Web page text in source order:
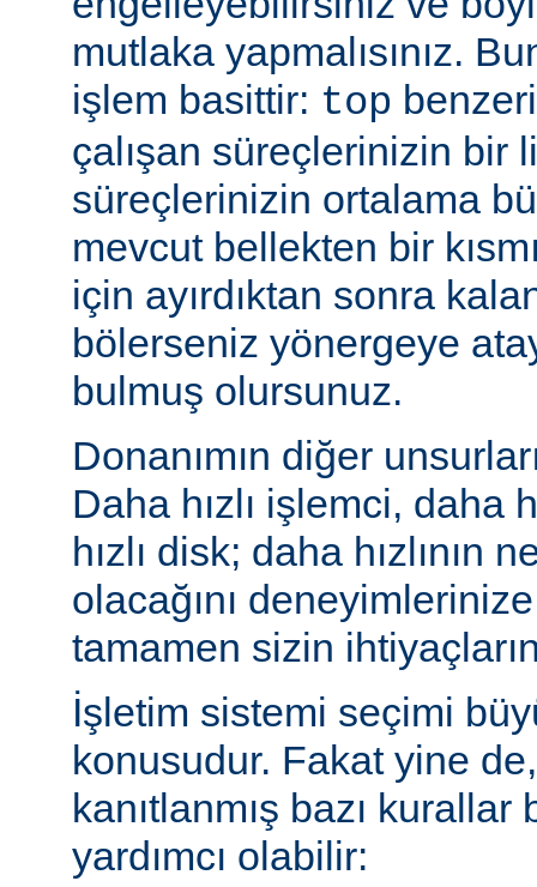
mutlaka yapmalısınız.
işlem basittir: top
çalışan süreçlerinizin bir
süreçlerinizin ortalama
mevcut bellekten bir
için ayırdıktan sonra
bölerseniz yönergeye
bulmuş olursunuz.
Donanımın diğer
Daha hızlı işlemci, daha
hızlı disk; daha hızlının
olacağını
tamamen sizin
İşletim sistemi seçimi
konusudur. Fakat yine de,
kanıtlanmış bazı
yardımcı olabilir: